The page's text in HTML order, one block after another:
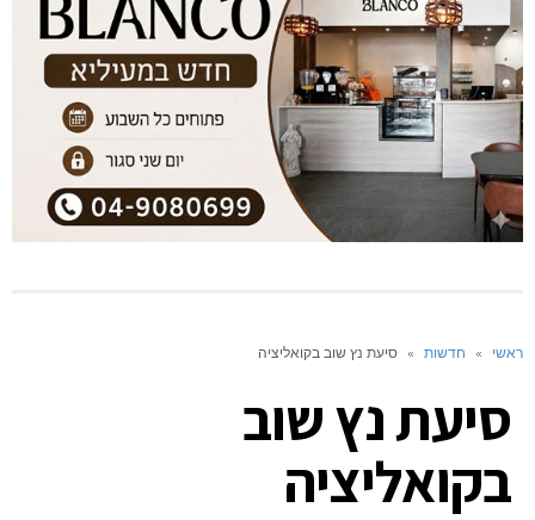
ראשי » חדשות » סיעת נץ שוב בקואליציה
סיעת נץ שוב
בקואליציה